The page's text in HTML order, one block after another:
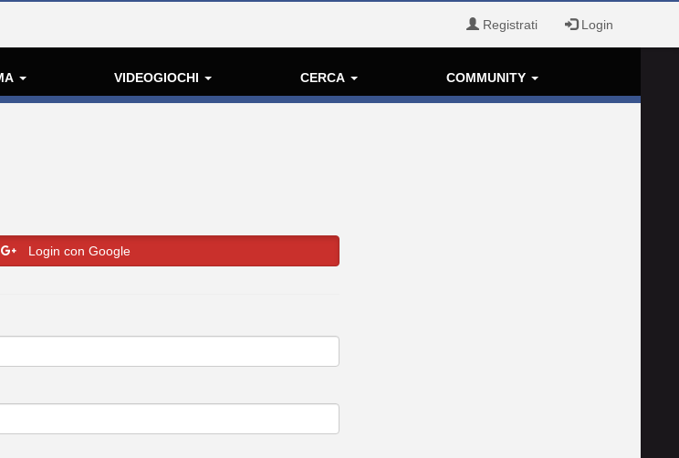
Registrati Login
VIDEOGIOCHI CERCA COMMUNITY
Login con Google